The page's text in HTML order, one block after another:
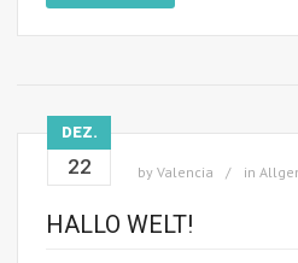
DEZ.
22 by Valencia in
HALLO WELT!